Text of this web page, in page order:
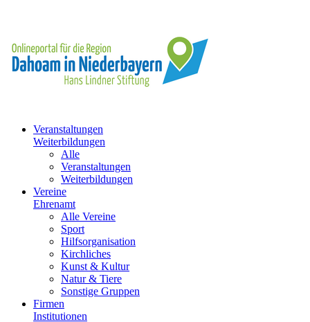
Veranstaltungen
Weiterbildungen
Alle
Veranstaltungen
Weiterbildungen
Vereine
Ehrenamt
Alle Vereine
Sport
Hilfsorganisation
Kirchliches
Kunst & Kultur
Natur & Tiere
Sonstige Gruppen
Firmen
Institutionen